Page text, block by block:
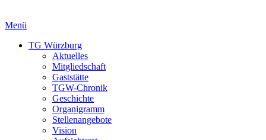
Menü
TG Würzburg
Aktuelles
Mitgliedschaft
Gaststätte
TGW-Chronik
Geschichte
Organigramm
Stellenangebote
Vision